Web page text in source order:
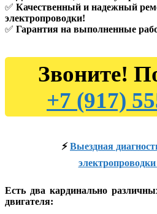
✅ Качественный и надежный
электропроводки!
✅ Гарантия на выполненные
Звоните!
+7 (917)
⚡Выездная
Есть два кардинально
двигателя: